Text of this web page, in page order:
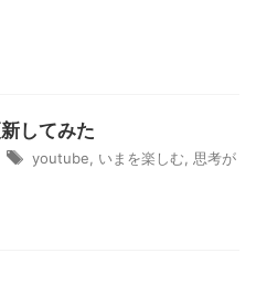
してみた
youtube いまを楽しむ
思考が